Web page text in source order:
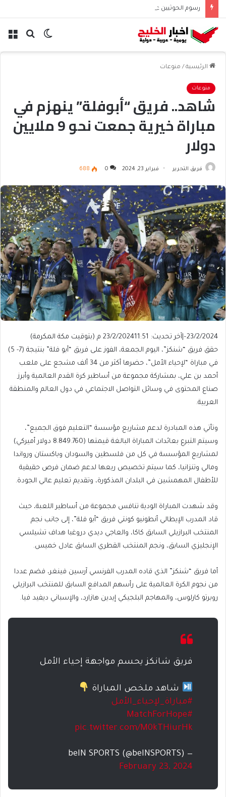
رسوم الحوثيين على باب المندب تعيد حسابات مخاطر الملاحة
بحث الوضع
الرئيسية / منوعات
منوعات
شاهد.. فريق “أبوفلة” ينهزم في
مباراة خيرية جمعت نحو 9 ملايين
دولار
فريق التحرير فبراير 23, 2024 0
688
23/2/2024
– آخر تحديث: 23/2/2024 11:51 م (بتوقيت مكة المكرمة)
حقق فريق “شنكز”، اليوم الجمعة، الفوز على فريق “أبو فلة” بنتيجة (7- 5)
في مباراة “لإحياء الأمل”، حضرها أكثر من 34 ألف مشجع على ملعب
أحمد بن علي، بمشاركة مجموعة من أساطير كرة القدم العالمية وأبرز
صناع المحتوى في وسائل التواصل الاجتماعي في دول العالم والمنطقة
العربية.
وتأتي هذه المبادرة لدعم مشاريع مؤسسة “التعليم فوق الجميع”،
وسيتم التبرع بعائدات المباراة البالغة قيمتها (8.849.760 دولار أميركي)
لمشاريع المؤسسة في كل من فلسطين والسودان وباكستان ورواندا
ومالي وتنزانيا، كما سيتم تخصيص ريعها لدعم ضمان فرص حقيقية
للأطفال المهمشين في البلدان المذكورة، وتقديم تعليم عالي الجودة.
وقد شهدت المباراة الودية تنافس مجموعة من أساطير اللعبة، حيث
قاد المدرب الإيطالي أنطونيو كونتي فريق “أبو فلة”، إلى جانب نجم
المنتخب البرازيلي السابق كاكا، والعاجي ديدي دروغبا هداف تشيلسي
الإنجليزي السابق، ونجم المنتخب القطري السابق عادل خميس.
أما فريق “شنكز” الذي قاده المدرب الفرنسي آرسين فينغر، فضم عددا
من نجوم الكرة العالمية على رأسهم المدافع السابق للمنتخب البرازيلي
روبرتو كارلوس، والمهاجم البلجيكي إيدين هازارد، والإسباني ديفيد فيا.
فريق شانكز يحسم مواجهة إحياء الأمل
شاهد ملخص المباراة
#مباراة_لإحياء_الأمل
#MatchForHope
pic.twitter.com/M0kTHiurHk
— beIN SPORTS (@beINSPORTS)
February 23, 2024